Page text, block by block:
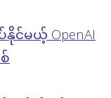
နိုင်မယ့် OpenAI